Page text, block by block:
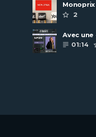
Monoprix
2
Avec une
toujours
groupe
01:14